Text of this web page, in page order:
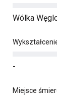
Wólka
-
Miejsce